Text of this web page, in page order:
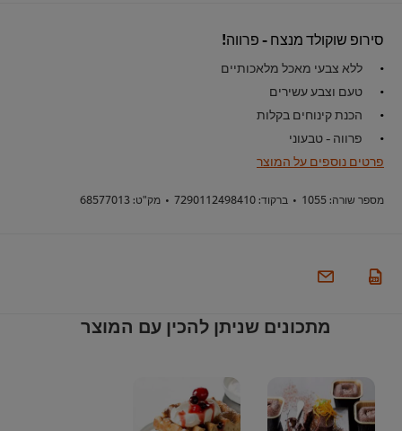
סירופ שוקולד מנצח - פרווה!
ללא צבעי מאכל מלאכותיים
טעם וצבע עשירים
הכנת קינוחים בקלות
פרווה - טבעוני
פרטים נוספים על המוצר
מספר שורה: • ברקוד: • מק"ט:
מתכונים שניתן להכין עם המוצר